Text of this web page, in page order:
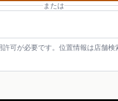
または
可が必要です。位置情報は店舗検